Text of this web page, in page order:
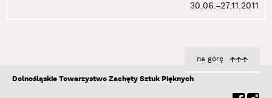
30.06.–27.11.2011
Dolnośląskie Towarzystwo Zachęty Sztuk Pięknych
na górę